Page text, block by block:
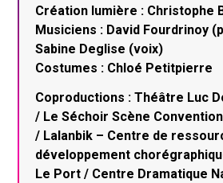
Création lumière : Christophe
Musiciens : David Fourdrinoy
Sabine Deglise (voix)
Costumes : Chloé Petitpierre
Coproductions : Théâtre Luc
/ Le Séchoir Scène
/ Lalanbik – Centre de
développement
Le Port / Centre Dramatique